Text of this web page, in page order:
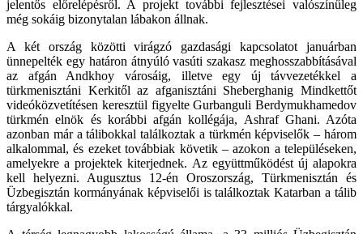
jelentős előrelépésről. A projekt további fejlesztései valószínűleg
még sokáig bizonytalan lábakon állnak.
A két ország közötti virágzó gazdasági kapcsolatot januárban
ünnepelték egy határon átnyúló vasúti szakasz meghosszabbításával
az afgán Andkhoy városáig, illetve egy új távvezetékkel a
türkmenisztáni Kerkitől az afganisztáni Sheberghanig Mindkettőt
videóközvetítésen keresztül figyelte Gurbanguli Berdymukhamedov
türkmén elnök és korábbi afgán kollégája, Ashraf Ghani. Azóta
azonban már a tálibokkal találkoztak a türkmén képviselők – három
alkalommal, és ezeket továbbiak követik – azokon a településeken,
amelyekre a projektek kiterjednek. Az együttműködést új alapokra
kell helyezni. Augusztus 12-én Oroszország, Türkmenisztán és
Üzbegisztán kormányának képviselői is találkoztak Katarban a tálib
tárgyalókkal.